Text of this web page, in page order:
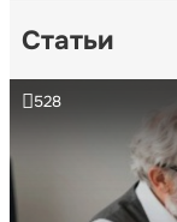
Статьи
528